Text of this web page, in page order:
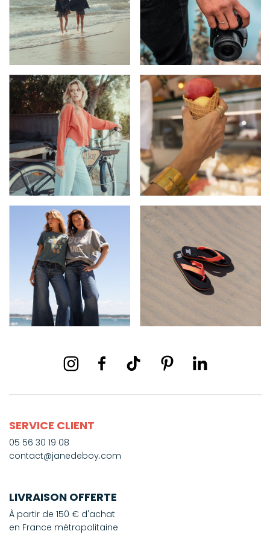
SERVICE CLIENT
05 56 30 19 08
contact@janedeboy.com
LIVRAISON OFFERTE
À partir de 150 € d'achat
en France métropolitaine